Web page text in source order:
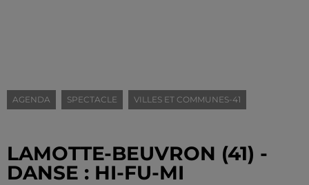
AGENDA SPECTACLE VILLES ET COMMUNES-41
LAMOTTE-BEUVRON (41) -
DANSE : HI-FU-MI